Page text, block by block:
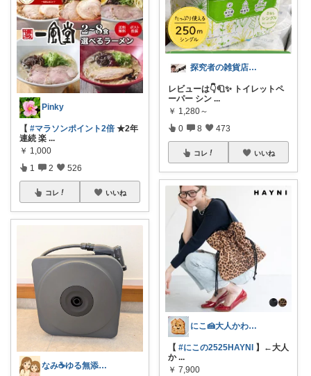
Pinky
【 #マラソンポイント2倍 ★2年
連続 楽 ...
￥ 1,000
1 2 526
コレ いいね
なみ☕ゆる無添加🌱5歳差姉妹
探究者の雑貨店⭐︎ ☀️🌻🍉✨
レビューは👇🧻✨ トイレットペ
ーパー シン ...
￥ 1,280～
0 8 473
コレ いいね
にこ🍰大人かわいいコレクション
【 #にこの2525HAYNI
】←大人
か ...
￥ 7,900